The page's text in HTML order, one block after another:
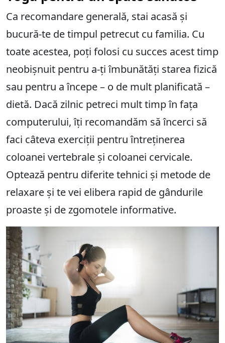
Ca recomandare generală, stai acasă și
bucură-te de timpul petrecut cu familia. Cu
toate acestea, poți folosi cu succes acest timp
neobișnuit pentru a-ți îmbunătăți starea fizică
sau pentru a începe – o de mult planificată –
dietă. Dacă zilnic petreci mult timp în fața
computerului, îți recomandăm să încerci să
faci câteva exerciții pentru întreținerea
coloanei vertebrale și coloanei cervicale.
Optează pentru diferite tehnici și metode de
relaxare și te vei elibera rapid de gândurile
proaste și de zgomotele informative.